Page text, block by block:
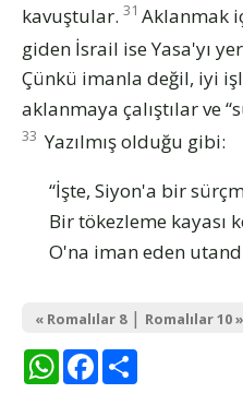
kavuştular. 31 Aklanmak
giden İsrail ise Yasa'yı
Çünkü imanla değil, iyi
aklanmaya çalıştılar ve
33 Yazılmış olduğu gibi:
“İşte, Siyon'a bir
Bir tökezleme kayası
O'na iman eden
« Romalılar 8| Romalılar 10 »
WhatsAppFacebook